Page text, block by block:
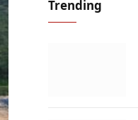
Trending